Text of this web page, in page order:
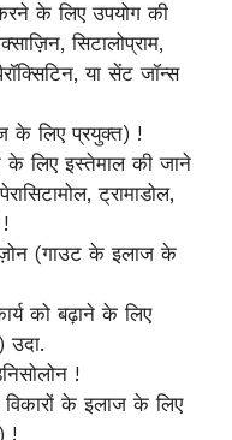
के लिए उपयोग की
सिटालोप्राम,
या सेंट जॉन्स
के लिए प्रयुक्त) !
के लिए इस्तेमाल की जाने
ट्रामाडोल,
(गाउट के इलाज के
को बढ़ाने के लिए
उदा.
!
विकारों के इलाज के लिए
!